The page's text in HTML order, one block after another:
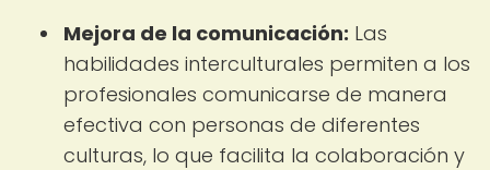
Mejora de la comunicación: Las
habilidades interculturales permiten a los
profesionales comunicarse de manera
efectiva con personas de diferentes
culturas, lo que facilita la colaboración y